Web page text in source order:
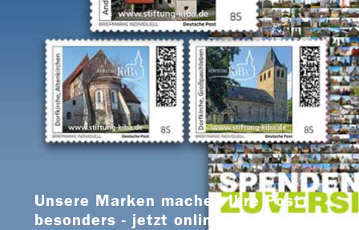
Unsere Marken machen Ihre Post
besonders - jetzt online bestellen